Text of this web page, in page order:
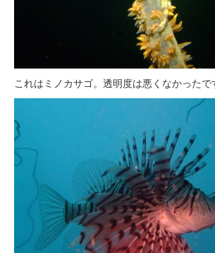
これはミノカサゴ。透明度は悪くなかったで